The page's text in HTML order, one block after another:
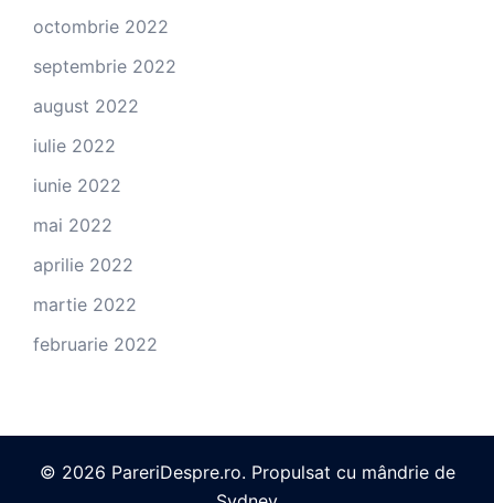
octombrie 2022
septembrie 2022
august 2022
iulie 2022
iunie 2022
mai 2022
aprilie 2022
martie 2022
februarie 2022
© 2026 PareriDespre.ro. Propulsat cu mândrie de